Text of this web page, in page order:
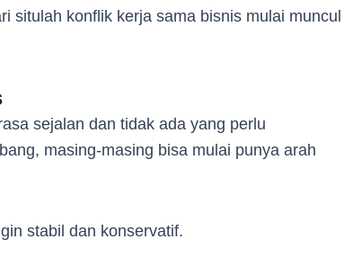
situlah konflik kerja sama bisnis mulai muncul
sejalan dan tidak ada yang perlu
masing-masing bisa mulai punya arah
stabil dan konservatif.